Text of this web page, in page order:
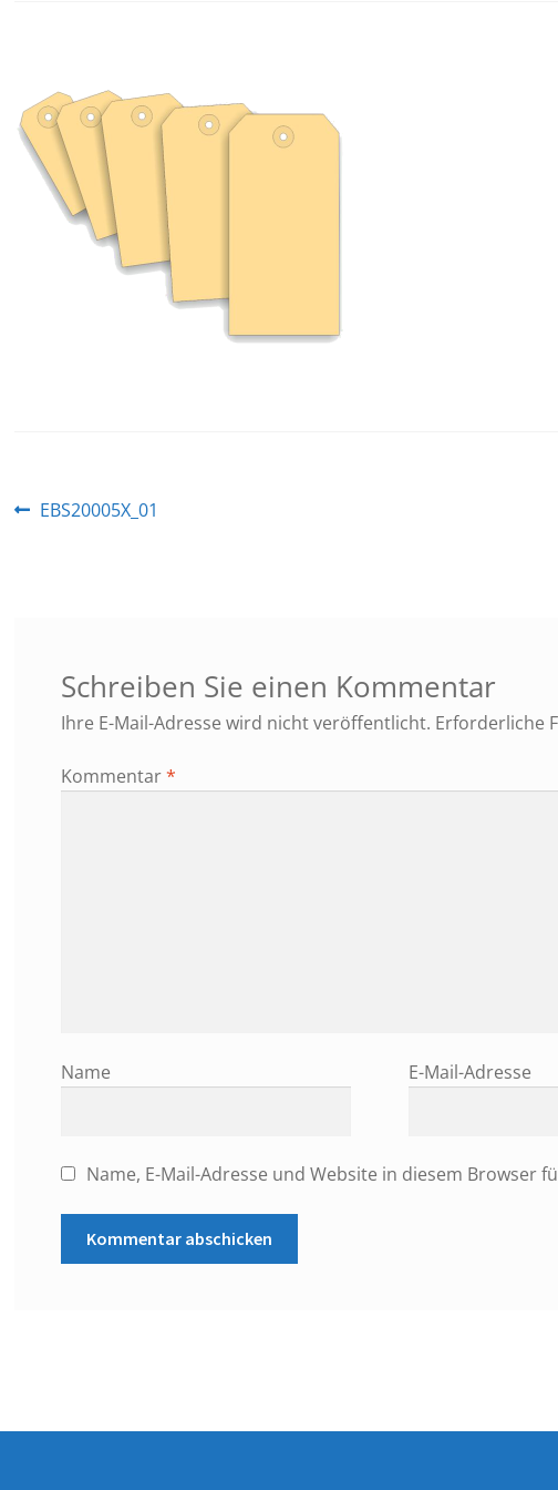
Beitragsnavigation
Vorheriger
EBS20005X_01
Schreiben Sie einen Kommentar
Ihre E-Mail-Adresse wird nicht veröffentlicht. Erforderliche
Kommentar*
Name E-Mail-Adresse
Name, E-Mail-Adresse und Website in diesem Browser